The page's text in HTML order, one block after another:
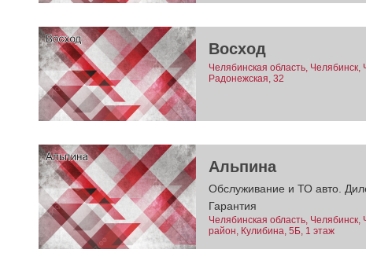
Восход
Челябинская область, Челябинск,
Радонежская, 32
Альпина
Обслуживание и ТО авто.
Гарантия
Челябинская область, Челябинск,
район, Кулибина, 5Б, 1 этаж